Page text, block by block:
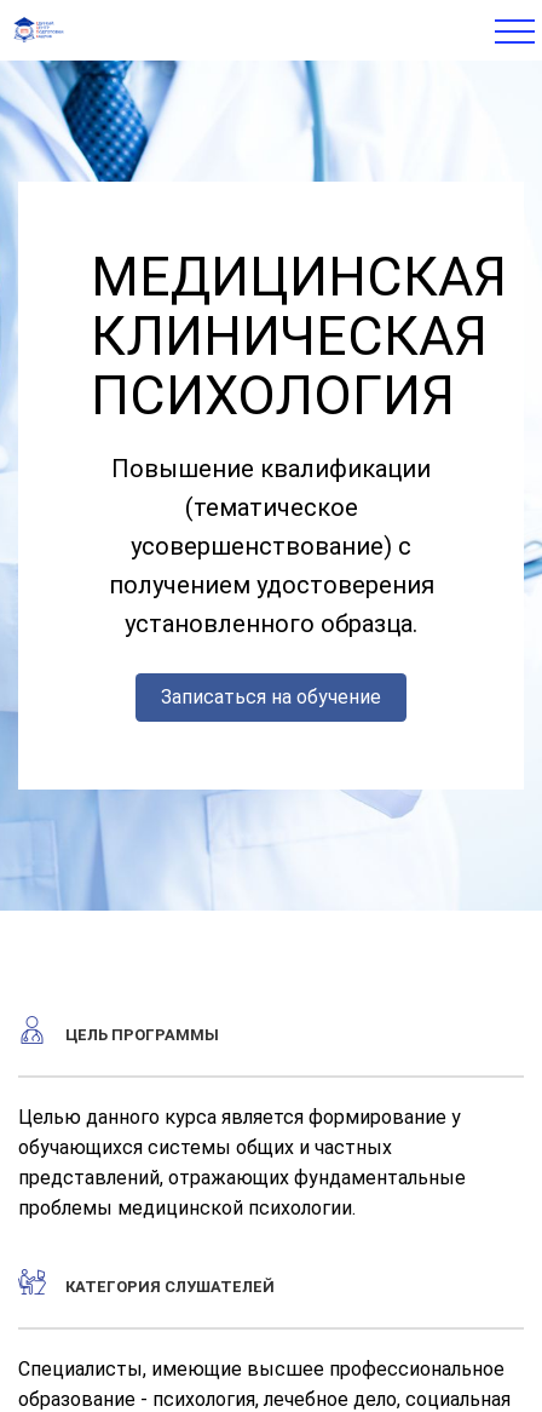
МЕДИЦИНСКАЯ
КЛИНИЧЕСКАЯ
ПСИХОЛОГИЯ
Повышение квалификации
(тематическое
усовершенствование) с
получением удостоверения
установленного образца.
Записаться на обучение
ЦЕЛЬ ПРОГРАММЫ
Целью данного курса является формирование у
обучающихся системы общих и частных
представлений, отражающих фундаментальные
проблемы медицинской психологии.
КАТЕГОРИЯ СЛУШАТЕЛЕЙ
Специалисты, имеющие высшее профессиональное
образование - психология, лечебное дело, социальная